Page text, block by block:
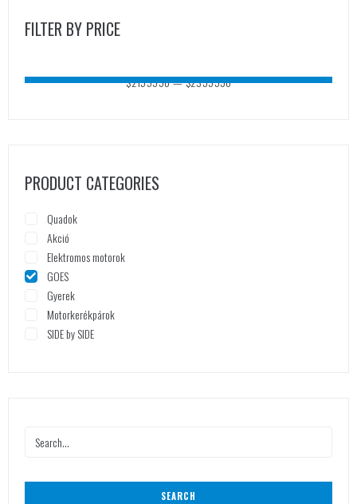
FILTER BY PRICE
$2195990—$2395990
PRODUCT CATEGORIES
Quadok
Akció
Elektromos motorok
GOES
Gyerek
Motorkerékpárok
SIDE by SIDE
SEARCH